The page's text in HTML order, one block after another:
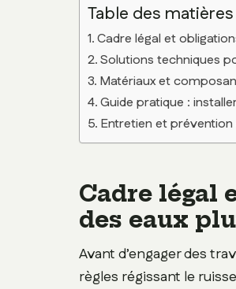
Table des matières
Cadre légal et
Solutions techniques
Matériaux et
Guide pratique :
Entretien et prévention
Cadre légal
des eaux
Avant d’engager des
règles régissant le